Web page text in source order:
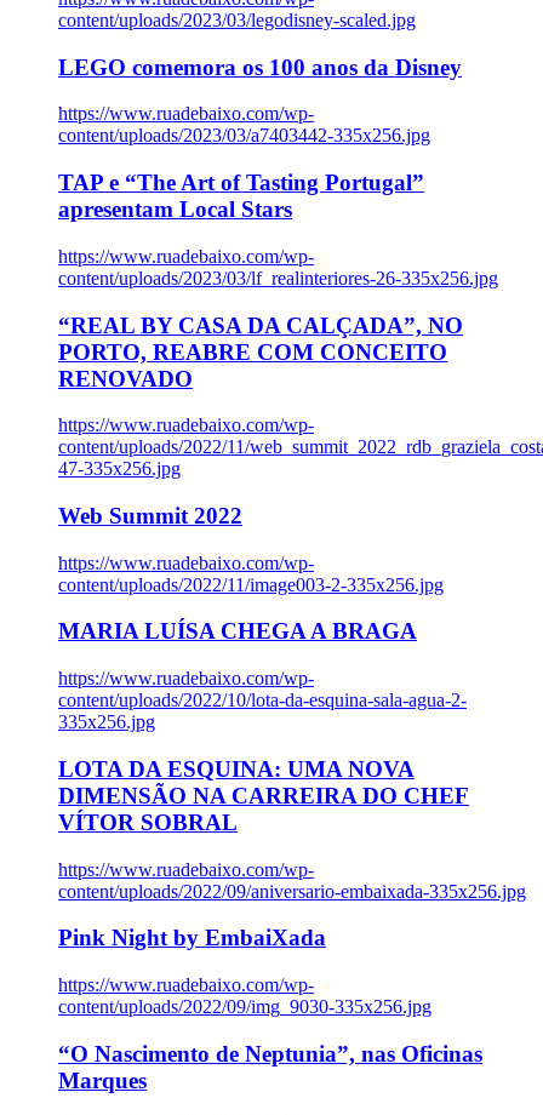
content/uploads/2023/03/legodisney-scaled.jpg
LEGO comemora os 100 anos da Disney
https://www.ruadebaixo.com/wp-
content/uploads/2023/03/a7403442-335x256.jpg
TAP e “The Art of Tasting Portugal”
apresentam Local Stars
https://www.ruadebaixo.com/wp-
content/uploads/2023/03/lf_realinteriores-26-335x256.jpg
“REAL BY CASA DA CALÇADA”, NO
PORTO, REABRE COM CONCEITO
RENOVADO
https://www.ruadebaixo.com/wp-
content/uploads/2022/11/
47-335x256.jpg
Web Summit 2022
https://www.ruadebaixo.com/wp-
content/uploads/2022/11/image003-2-335x256.jpg
MARIA LUÍSA CHEGA A BRAGA
https://www.ruadebaixo.com/wp-
content/uploads/2022/10/lota-da-esquina-sala-agua-2-
335x256.jpg
LOTA DA ESQUINA: UMA NOVA
DIMENSÃO NA CARREIRA DO CHEF
VÍTOR SOBRAL
https://www.ruadebaixo.com/wp-
content/uploads/2022/09/aniversario-embaixada-335x256.jpg
Pink Night by EmbaiXada
https://www.ruadebaixo.com/wp-
content/uploads/2022/09/img_9030-335x256.jpg
“O Nascimento de Neptunia”, nas Oficinas
Marques